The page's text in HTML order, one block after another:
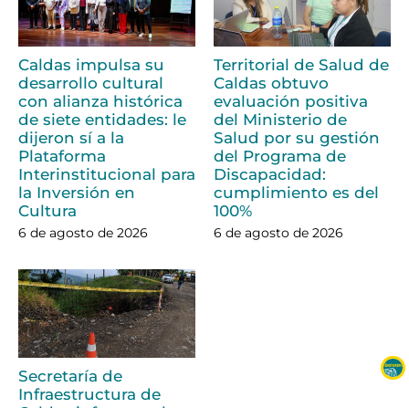
Caldas impulsa su
desarrollo cultural
con alianza histórica
de siete entidades: le
dijeron sí a la
Plataforma
Interinstitucional para
la Inversión en
Cultura
6 de agosto de 2026
Territorial de Salud de
Caldas obtuvo
evaluación positiva
del Ministerio de
Salud por su gestión
del Programa de
Discapacidad:
cumplimiento es del
100%
6 de agosto de 2026
Secretaría de
Infraestructura de